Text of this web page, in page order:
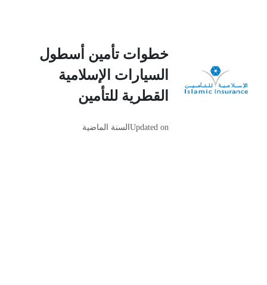
خطوات تأمين أسطول
السيارات الإسلامية
القطرية للتأمين
Updated onالسنة الماضية